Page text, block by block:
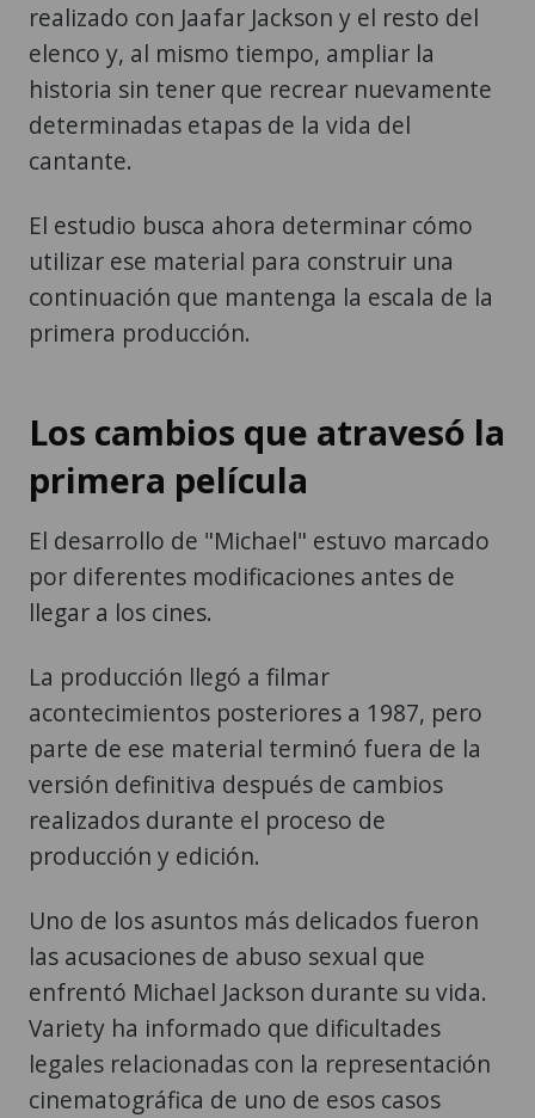
realizado con Jaafar Jackson y el resto del
elenco y, al mismo tiempo, ampliar la
historia sin tener que recrear nuevamente
determinadas etapas de la vida del
cantante.
El estudio busca ahora determinar cómo
utilizar ese material para construir una
continuación que mantenga la escala de la
primera producción.
Los cambios que atravesó la
primera película
El desarrollo de "Michael" estuvo marcado
por diferentes modificaciones antes de
llegar a los cines.
La producción llegó a filmar
acontecimientos posteriores a 1987, pero
parte de ese material terminó fuera de la
versión definitiva después de cambios
realizados durante el proceso de
producción y edición.
Uno de los asuntos más delicados fueron
las acusaciones de abuso sexual que
enfrentó Michael Jackson durante su vida.
Variety ha informado que dificultades
legales relacionadas con la representación
cinematográfica de uno de esos casos